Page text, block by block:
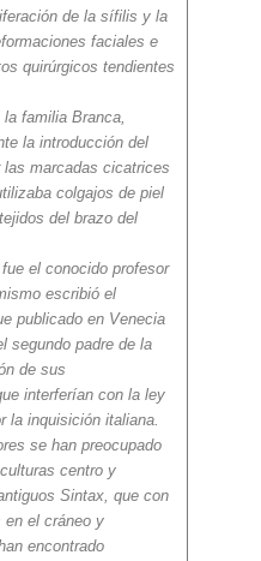
de la sífilis y la
faciales e
quirúrgicos tendientes
familia Branca,
la introducción del
marcadas cicatrices
colgajos de piel
del brazo del
el conocido profesor
escribió el
publicado en Venecia
segundo padre de la
de sus
interferían con la ley
la inquisición italiana.
se han preocupado
centro y
Sintax, que con
en el cráneo y
encontrado